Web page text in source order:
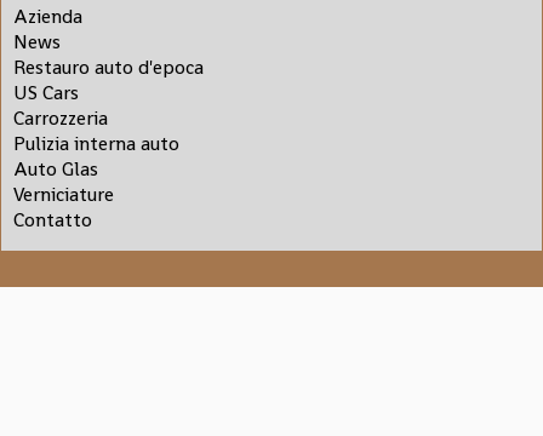
Salta
la
navigazione
Azienda
News
Restauro auto d'epoca
US Cars
Carrozzeria
Pulizia interna auto
Auto Glas
Verniciature
Contatto